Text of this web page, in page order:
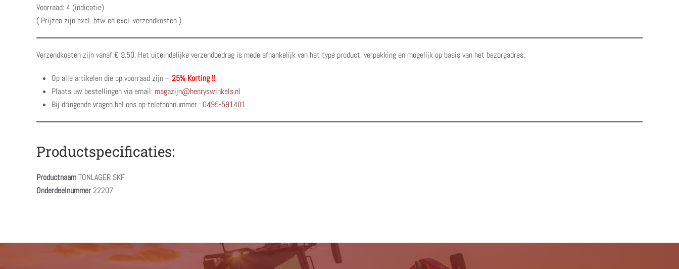
Voorraad: 4 (indicatie)
( Prijzen zijn excl. btw en excl. verzendkosten )
Verzendkosten zijn vanaf € 9.50. Het uiteindelijke verzendbedrag is mede afhankelijk van het type product, verpakking en mogelijk op basis van het bezorgadres.
Op alle artikelen die op voorraad zijn – 25% Korting !!
Plaats uw bestellingen via email: magazijn@henryswinkels.nl
Bij dringende vragen bel ons op telefoonnummer : 0495-591401
Productspecificaties:
ProductnaamTONLAGER SKF
Onderdeelnummer22207